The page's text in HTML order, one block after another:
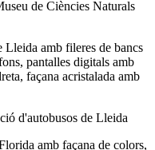
de Ciències Naturals
d'autobusos de Lleida